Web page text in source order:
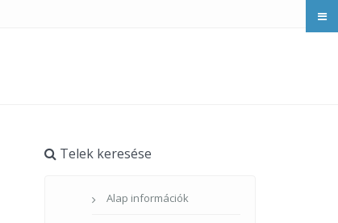
Telek keresése
Alap információk